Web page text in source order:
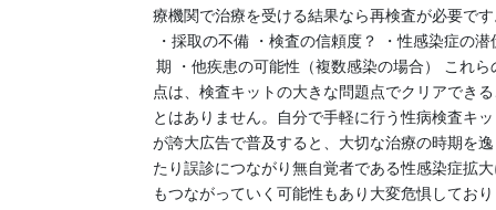
療機関で治療を受ける結果なら再検査が必要で
・採取の不備 ・検査の信頼度？ ・性感染症の潜
期 ・他疾患の可能性（複数感染の場合） これら
点は、検査キットの大きな問題点でクリアでき
とはありません。自分で手軽に行う性病検査キ
が誇大広告で普及すると、大切な治療の時期を
たり誤診につながり無自覚者である性感染症拡
もつながっていく可能性もあり大変危惧してお